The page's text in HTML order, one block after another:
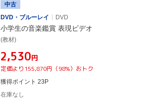
中古
DVD・ブルーレイ
DVD
小学生の音楽鑑賞 表現ビデオ
(教材)
¥2,530円
定価より155,870円（98%）おトク
獲得ポイント 23P
在庫なし